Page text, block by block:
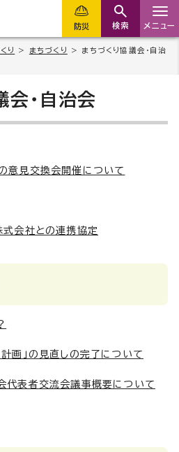
防災 検索 メニュー
り > まちづくり
> まちづくり協議会・自治
会・自治会
意見交換会開催について
式会社との連携協定
計画」の見直しの完了について
代表者交流会議事概要について